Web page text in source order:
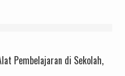
Pembelajaran di Sekolah,